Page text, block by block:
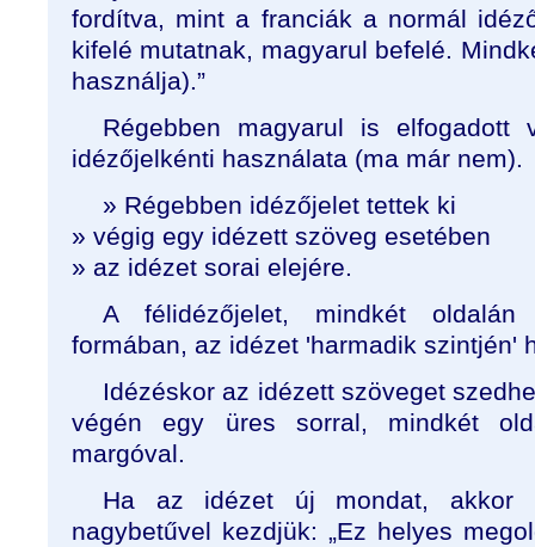
fordítva, mint a franciák a normál
kifelé mutatnak, magyarul befelé.
használja).”
Régebben magyarul is elfogadott
idézőjelkénti használata (ma már nem).
» Régebben idézőjelet tettek ki
» végig egy idézett szöveg esetében
» az idézet sorai elejére.
A félidézőjelet, mindkét
formában, az idézet 'harmadik szintjén'
Idézéskor az idézett szöveget
végén egy üres sorral, mindkét
margóval.
Ha az idézet új mondat, akkor
nagybetűvel kezdjük: „Ez helyes